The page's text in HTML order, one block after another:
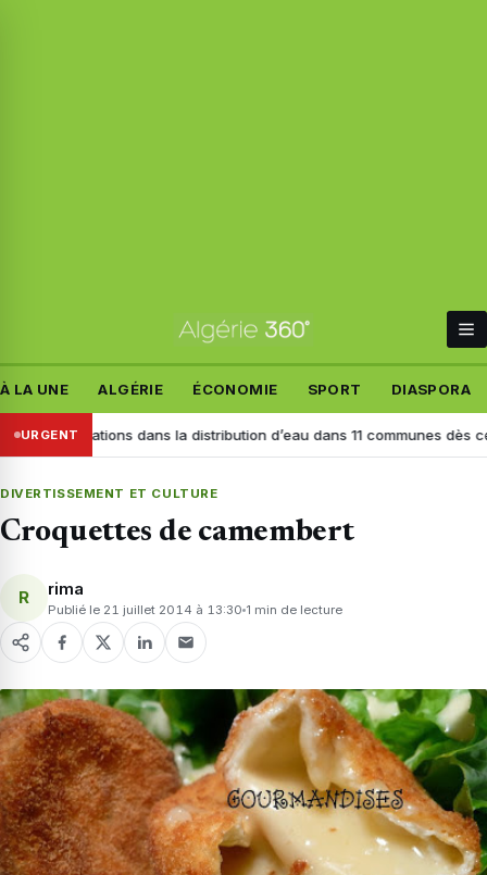
À LA UNE ALGÉRIE ÉCONOMIE SPORT DIASPORA
URGENT
perturbations dans la distribution d’eau dans 11 communes dès ce
DIVERTISSEMENT ET CULTURE
Croquettes de camembert
R rima
Publié le 21 juillet 2014 à 13:30 1 min de lecture